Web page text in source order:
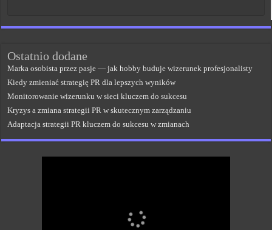
Ostatnio dodane
Marka osobista przez pasje — jak hobby buduje wizerunek profesjonalisty
Kiedy zmieniać strategię PR dla lepszych wyników
Monitorowanie wizerunku w sieci kluczem do sukcesu
Kryzys a zmiana strategii PR w skutecznym zarządzaniu
Adaptacja strategii PR kluczem do sukcesu w zmianach